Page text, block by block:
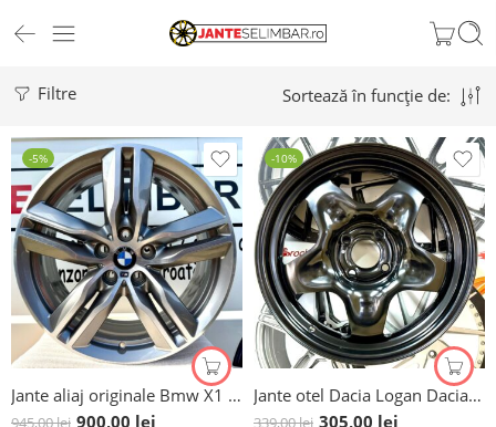
Filtre Sortează în funcție de:
-5%
Jante aliaj originale Bmw X1 F48, X1 UX1 new, X2 F39, X2 U2X new, bicolore, 18 inch
945,00lei 900,00 lei
-10%
Jante otel Dacia Logan Dacia Stepway Dacia Sandero Dacia Jogger 6.5×16” 4×100 Et 45 structurale
339,00lei 305,00 lei